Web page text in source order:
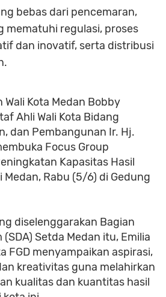
bebas dari pencemaran,
mematuhi regulasi, proses
dan inovatif, serta distribusi
Wali Kota Medan Bobby
Ahli Wali Kota Bidang
dan Pembangunan Ir. Hj.
Focus Group
Kapasitas Hasil
Medan, Rabu (5/6) di Gedung
diselenggarakan Bagian
Setda Medan itu, Emilia
FGD menyampaikan aspirasi,
kreativitas guna melahirkan
kualitas dan kuantitas hasil